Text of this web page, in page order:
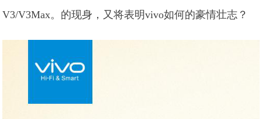
V3/V3Max。的现身，又将表明vivo如何的豪情壮志？